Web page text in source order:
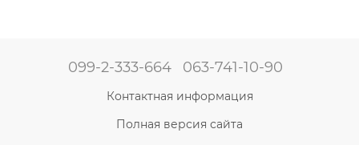
099-2-333-664 063-741-10-90
Контактная информация
Полная версия сайта